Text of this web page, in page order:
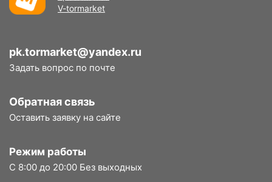
V-tormarket
pk.tormarket@yandex.ru
Задать вопрос по почте
Обратная связь
Оставить заявку на сайте
Режим работы
С 8:00 до 20:00 Без выходных